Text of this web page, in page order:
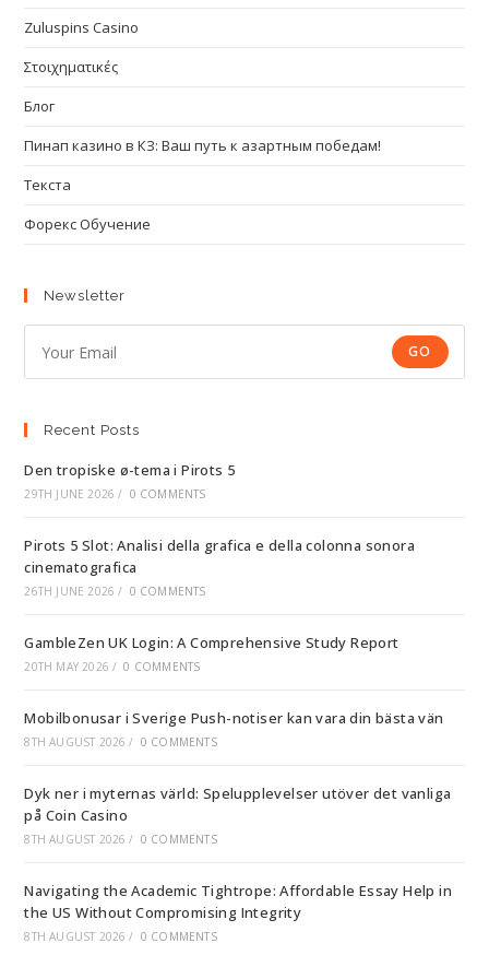
Zuluspins Casino
Στοιχηματικές
Блог
Пинап казино в КЗ: Ваш путь к азартным победам!
Текста
Форекс Обучение
Newsletter
GO
Recent Posts
Den tropiske ø-tema i Pirots 5
29TH JUNE 2026 / 0 COMMENTS
Pirots 5 Slot: Analisi della grafica e della colonna sonora
cinematografica
26TH JUNE 2026 / 0 COMMENTS
GambleZen UK Login: A Comprehensive Study Report
20TH MAY 2026 / 0 COMMENTS
Mobilbonusar i Sverige Push-notiser kan vara din bästa vän
8TH AUGUST 2026 / 0 COMMENTS
Dyk ner i myternas värld: Spelupplevelser utöver det vanliga
på Coin Casino
8TH AUGUST 2026 / 0 COMMENTS
Navigating the Academic Tightrope: Affordable Essay Help in
the US Without Compromising Integrity
8TH AUGUST 2026 / 0 COMMENTS